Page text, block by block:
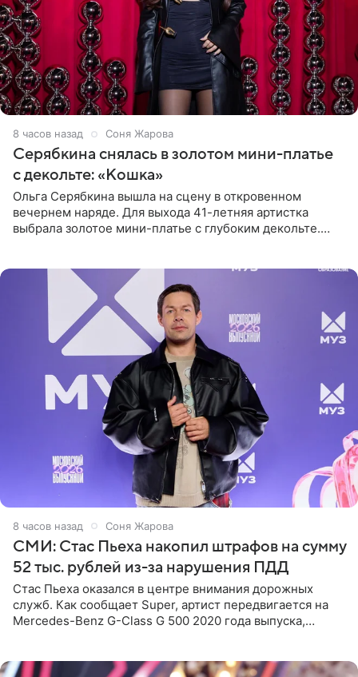
8 часов назад Соня Жарова
Серябкина снялась в золотом мини-платье
с декольте: «Кошка»
Ольга Серябкина вышла на сцену в откровенном
вечернем наряде. Для выхода 41-летняя артистка
выбрала золотое мини-платье с глубоким декольте.
8 часов назад Соня Жарова
СМИ: Стас Пьеха накопил штрафов на сумму
52 тыс. рублей из-за нарушения ПДД
Стас Пьеха оказался в центре внимания дорожных
служб. Как сообщает Super, артист передвигается на
Mercedes-Benz G-Class G 500 2020 года выпуска,